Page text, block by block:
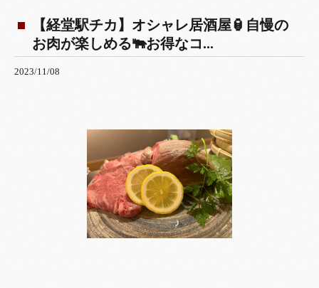
【経堂駅チカ】オシャレ居酒屋🏮自慢の
お肉が楽しめる🐃お得なコ...
2023/11/08